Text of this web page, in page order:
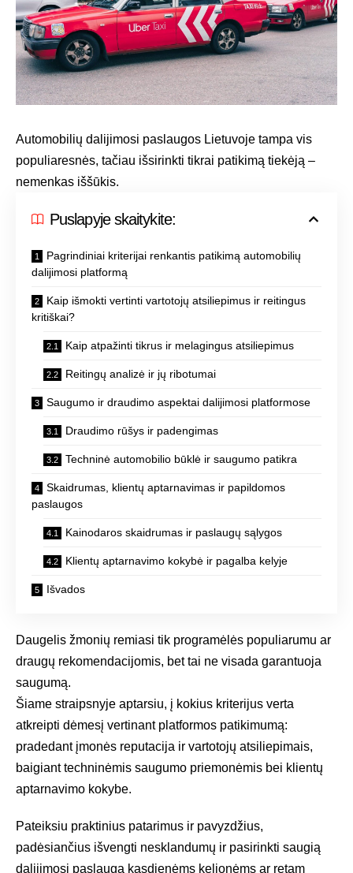
Automobilių dalijimosi paslaugos Lietuvoje tampa vis
populiaresnės, tačiau išsirinkti tikrai patikimą tiekėją –
nemenkas iššūkis.
Puslapyje skaitykite:
Pagrindiniai kriterijai renkantis patikimą automobilių
dalijimosi platformą
Kaip išmokti vertinti vartotojų atsiliepimus ir reitingus
kritiškai?
Kaip atpažinti tikrus ir melagingus atsiliepimus
Reitingų analizė ir jų ribotumai
Saugumo ir draudimo aspektai dalijimosi platformose
Draudimo rūšys ir padengimas
Techninė automobilio būklė ir saugumo patikra
Skaidrumas, klientų aptarnavimas ir papildomos
paslaugos
Kainodaros skaidrumas ir paslaugų sąlygos
Klientų aptarnavimo kokybė ir pagalba kelyje
Išvados
Daugelis žmonių remiasi tik programėlės populiarumu ar
draugų rekomendacijomis, bet tai ne visada garantuoja
saugumą.
Šiame straipsnyje aptarsiu, į kokius kriterijus verta
atkreipti dėmesį vertinant platformos patikimumą:
pradedant įmonės reputacija ir vartotojų atsiliepimais,
baigiant techninėmis saugumo priemonėmis bei klientų
aptarnavimo kokybe.
Pateiksiu praktinius patarimus ir pavyzdžius,
padėsiančius išvengti nesklandumų ir pasirinkti saugią
dalijimosi paslaugą kasdienėms kelionėms ar retam